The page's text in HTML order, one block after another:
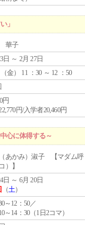
」
華子
日 ～ 2月 27日
金） 11 ：30 ～ 12 ：50
円
円/入学者20,460円
心に体得する～
あかみ）淑子 【マダム呼
）】
日 ～ 6月 20日
（土）
～12：50／
～14：30（1日2コマ）